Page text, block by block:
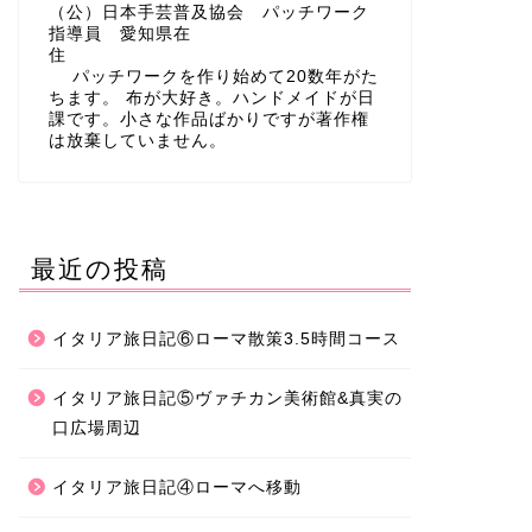
（公）日本手芸普及協会 パッチワーク
指導員 愛知県在
住
パッチワークを作り始めて20数年がた
ちます。 布が大好き。ハンドメイドが日
課です。小さな作品ばかりですが著作権
は放棄していません。
最近の投稿
イタリア旅日記⑥ローマ散策3.5時間コース
イタリア旅日記⑤ヴァチカン美術館&真実の
口広場周辺
イタリア旅日記④ローマへ移動